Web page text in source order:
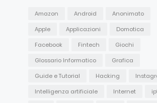
Amazon Android
Anonimato
Apple
Applicazioni
Domotica
Facebook
Fintech
Giochi
Glossario Informatico
Grafica
Guide e Tutorial
Hacking
Intelligenza artificiale
Internet